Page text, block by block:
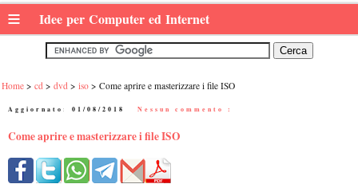
≡ Idee per Computer ed Internet
Home cd dvd iso Come aprire e masterizzare i file ISO
Aggiornato: 01/08/2018 Nessun commento :
Come aprire e masterizzare i file ISO